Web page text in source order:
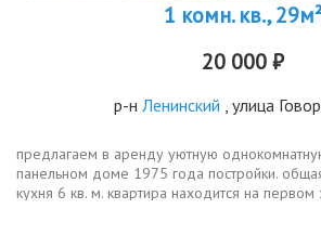
1 комн. кв.,
20 000 ₽
р-н Ленинский , улица
предлагаем в аренду уютную
панельном доме 1975 года постройки.
кухня 6 кв. м. квартира находится на